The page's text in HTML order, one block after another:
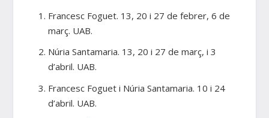
Francesc Foguet. 13, 20 i 27 de febrer, 6 de
març. UAB.
Núria Santamaria. 13, 20 i 27 de març, i 3
d’abril. UAB.
Francesc Foguet i Núria Santamaria. 10 i 24
d’abril. UAB.